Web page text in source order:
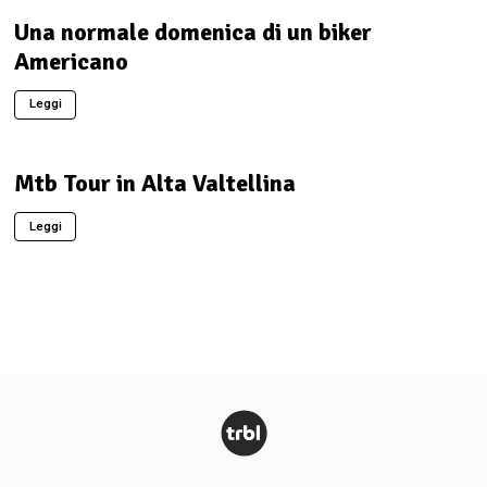
Una normale domenica di un biker
Americano
Leggi
Mtb Tour in Alta Valtellina
Leggi